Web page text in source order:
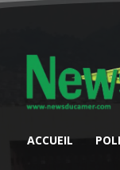
ACCUEIL